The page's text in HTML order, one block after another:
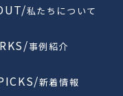
私たちについて
事例紹介
新着情報